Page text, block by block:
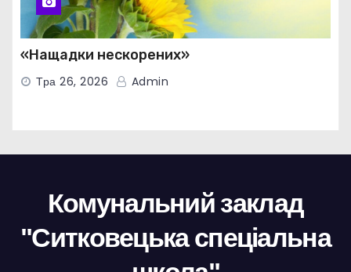
«Нащадки нескорених»
Тра 26, 2026 Admin
Комунальний заклад
"Ситковецька спеціальна